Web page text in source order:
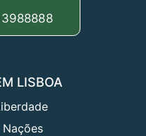
LISBOA
Nações